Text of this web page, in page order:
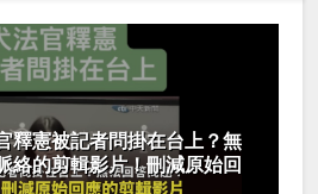
釋憲被記者問掛在台上？無
絡的剪輯影片！刪減原始回